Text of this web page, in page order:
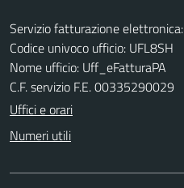
Servizio fatturazione elettronica:
Codice univoco ufficio: UFL8SH
Nome ufficio: Uff_eFatturaPA
C.F. servizio F.E. 00335290029
Uffici e orari
Numeri utili